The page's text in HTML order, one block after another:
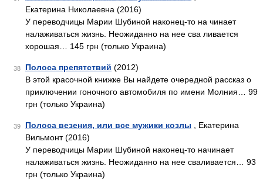
Екатерина Николаевна (2016)
У переводчицы Марии Шубиной наконец-то на чинает
налаживаться жизнь. Неожиданно на нее сва ливается
хорошая… 145 грн (только Украина)
38 Полоса препятствий (2012)
В этой красочной книжке Вы найдете очередной рассказ о
приключении гоночного автомобиля по имени Молния… 99
грн (только Украина)
39 Полоса везения, или все мужики козлы , Екатерина
Вильмонт (2016)
У переводчицы Марии Шубиной наконец-то на­чинает
налаживаться жизнь. Неожиданно на нее сва­ливается… 93
грн (только Украина)